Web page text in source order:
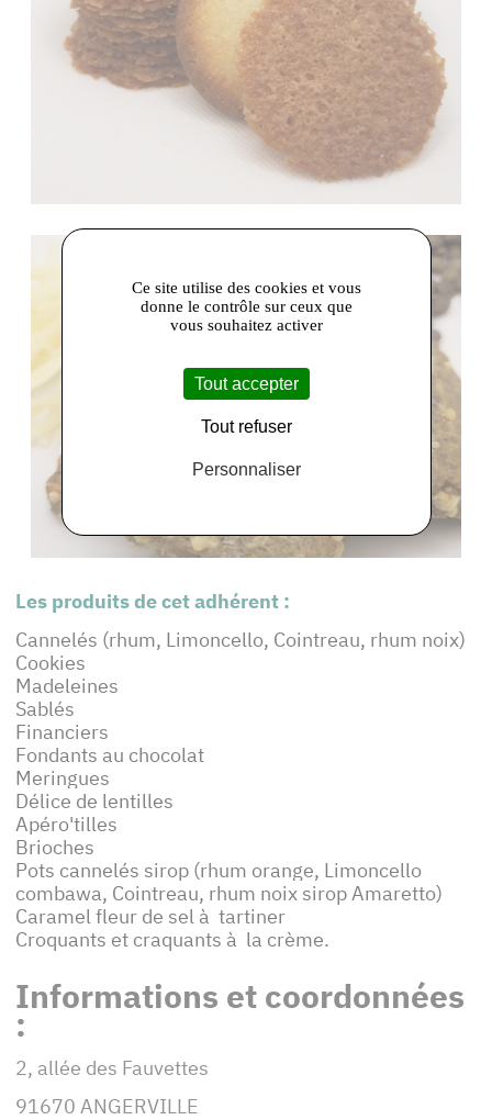
Les produits de cet adhérent :
Cannelés (rhum, Limoncello, Cointreau, rhum noix)
Cookies
Madeleines
Sablés
Financiers
Fondants au chocolat
Meringues
Délice de lentilles
Apéro'tilles
Brioches
Pots cannelés sirop (rhum orange, Limoncello
combawa, Cointreau, rhum noix sirop Amaretto)
Caramel fleur de sel à tartiner
Croquants et craquants à la crème.
Informations et coordonnées
:
2, allée des Fauvettes
91670 ANGERVILLE
Ce site utilise des cookies et vous
donne le contrôle sur ceux que
vous souhaitez activer
Tout accepter
Tout refuser
Personnaliser